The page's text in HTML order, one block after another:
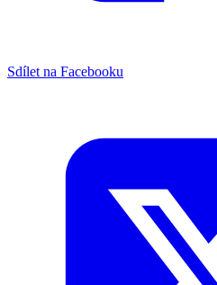
Sdílet na Facebooku